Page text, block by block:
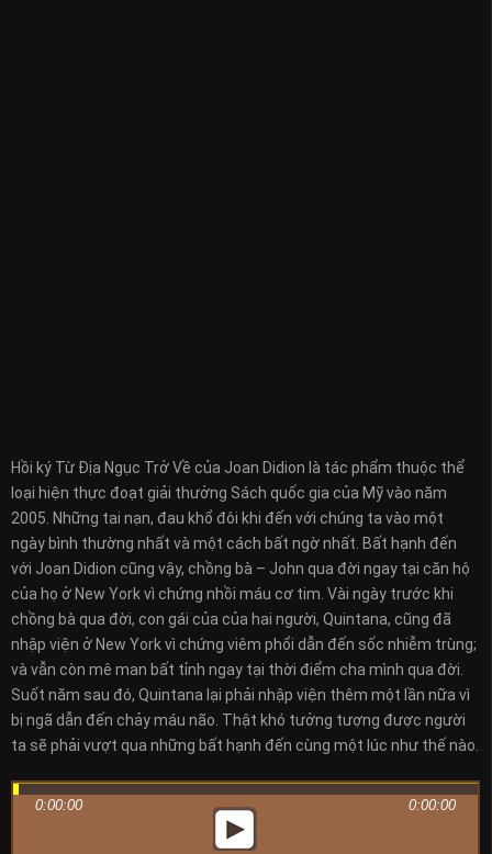
Hồi ký Từ Địa Ngục Trở Về của Joan Didion là tác phẩm thuộc thể
loại hiện thực đoạt giải thưởng Sách quốc gia của Mỹ vào năm
2005. Những tai nạn, đau khổ đôi khi đến với chúng ta vào một
ngày bình thường nhất và một cách bất ngờ nhất. Bất hạnh đến
với Joan Didion cũng vậy, chồng bà – John qua đời ngay tại căn hộ
của họ ở New York vì chứng nhồi máu cơ tim. Vài ngày trước khi
chồng bà qua đời, con gái của của hai người, Quintana, cũng đã
nhập viện ở New York vì chứng viêm phổi dẫn đến sốc nhiễm trùng;
và vẫn còn mê man bất tỉnh ngay tại thời điểm cha mình qua đời.
Suốt năm sau đó, Quintana lại phải nhập viện thêm một lần nữa vì
bị ngã dẫn đến chảy máu não. Thật khó tưởng tượng được người
ta sẽ phải vượt qua những bất hạnh đến cùng một lúc như thế nào.
0:00:00 0:00:00